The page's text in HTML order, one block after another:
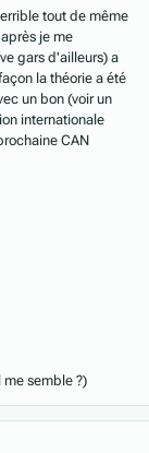
tout de même
je me
gars d'ailleurs) a
la théorie a été
un bon (voir un
internationale
CAN
me semble ?)